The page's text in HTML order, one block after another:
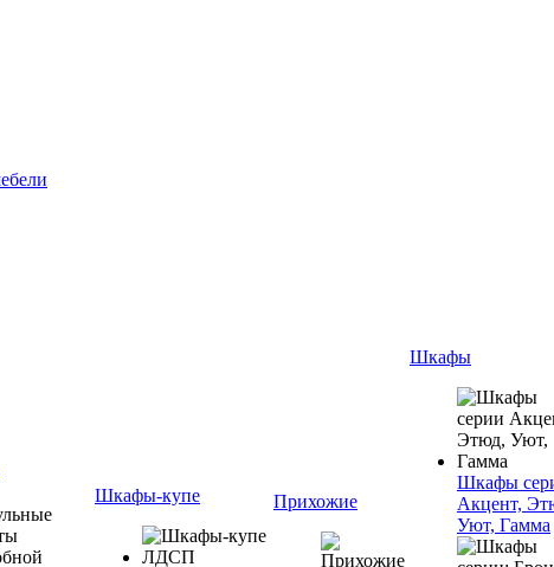
Шкафы-купе Прихожие
Шкафы
Шкафы
Акцент,
Уют, Гамма